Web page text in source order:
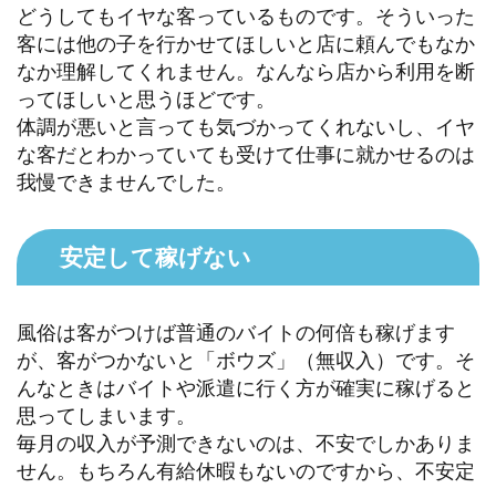
どうしてもイヤな客っているものです。そういった
客には他の子を行かせてほしいと店に頼んでもなか
なか理解してくれません。なんなら店から利用を断
ってほしいと思うほどです。
体調が悪いと言っても気づかってくれないし、イヤ
な客だとわかっていても受けて仕事に就かせるのは
我慢できませんでした。
安定して稼げない
風俗は客がつけば普通のバイトの何倍も稼げます
が、客がつかないと「ボウズ」（無収入）です。そ
んなときはバイトや派遣に行く方が確実に稼げると
思ってしまいます。
毎月の収入が予測できないのは、不安でしかありま
せん。もちろん有給休暇もないのですから、不安定